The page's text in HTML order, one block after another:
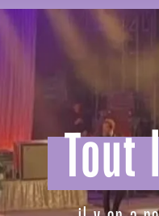
Tout